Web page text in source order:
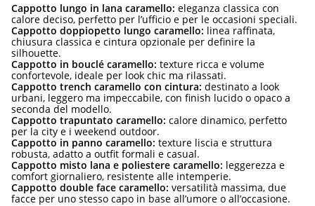
Cappotto lungo in lana caramello: eleganza classica con
calore deciso, perfetto per l’ufficio e per le occasioni speciali.
Cappotto doppiopetto lungo caramello: linea raffinata,
chiusura classica e cintura opzionale per definire la
silhouette.
Cappotto in bouclé caramello: texture ricca e volume
confortevole, ideale per look chic ma rilassati.
Cappotto trench caramello con cintura: destinato a look
urbani, leggero ma impeccabile, con finish lucido o opaco a
seconda del modello.
Cappotto trapuntato caramello: calore dinamico, perfetto
per la city e i weekend outdoor.
Cappotto in panno caramello: texture liscia e struttura
robusta, adatto a outfit formali e casual.
Cappotto misto lana e poliestere caramello: leggerezza e
comfort giornaliero, resistente alle intemperie.
Cappotto double face caramello: versatilità massima, due
facce per uno stesso capo in base all’umore o all’occasione.